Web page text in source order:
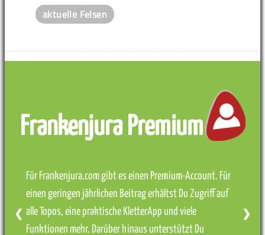
aktuelle Felsen
Frankenjura Premium
Für Frankenjura.com gibt es einen Premium-Account. Für
einen geringen jährlichen Beitrag erhältst Du Zugriff auf
alle Topos, eine praktische KletterApp und viele
Funktionen mehr. Darüber hinaus unterstützt Du
❮ ❯